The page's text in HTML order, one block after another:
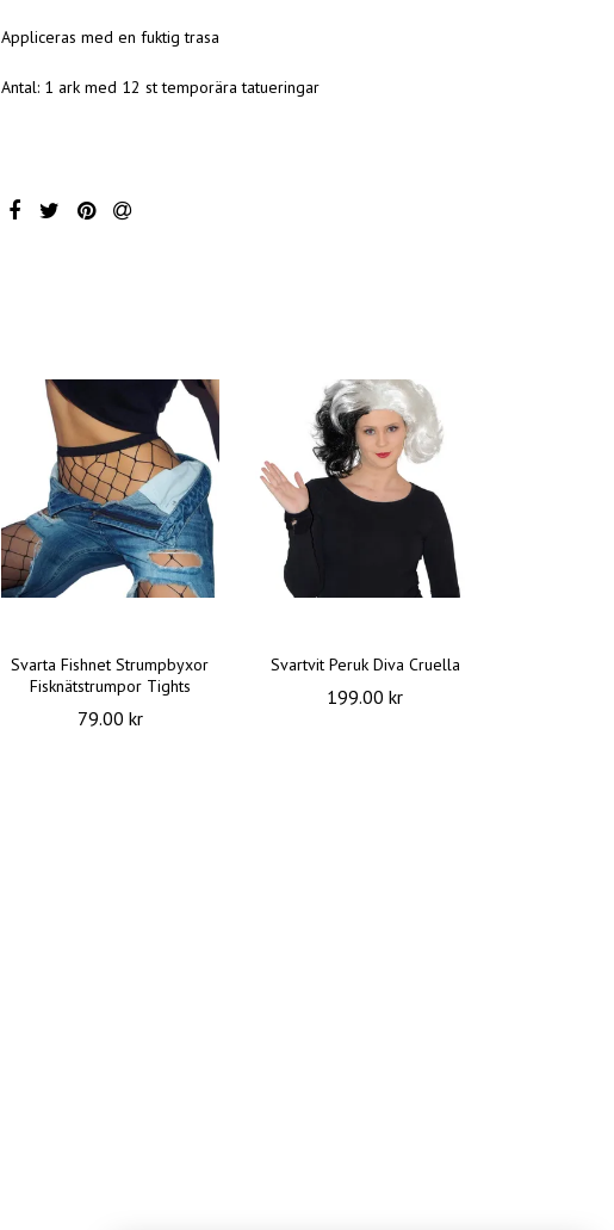
Appliceras med en fuktig trasa
Antal: 1 ark med 12 st temporära tatueringar
Svarta Fishnet Strumpbyxor
Fisknätstrumpor Tights
79.00 kr
Svartvit Peruk Diva Cruella
199.00 kr